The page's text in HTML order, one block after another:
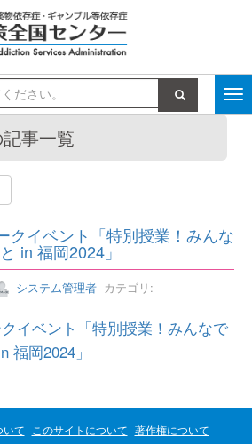
検索
事一覧
クイベント「特別授業！みんな
in 福岡2024」
システム管理者 カテゴリ:
イベント「特別授業！みんなで
福岡2024」
いて このサイトについて 著作権について